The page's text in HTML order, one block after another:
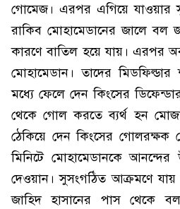
গোমেজ। এরপর এগিয়ে যাওয়ার
রাকিব মোহামেডানের জালে বল
কারণে বাতিল হয়ে যায়। এরপর
মোহামেডান। তাদের
মধ্যে ফেলে দেন কিংসের
থেকে গোল করতে ব্যর্থ হন
ঠেকিয়ে দেন কিংসের গোলরক্ষক
মিনিটে মোহামেডানকে
দেওয়ান। সুসংগঠিত আক্রমণে যায়
জাহিদ হাসানের পাস থেকে